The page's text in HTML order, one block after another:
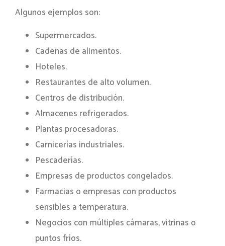
Algunos ejemplos son:
Supermercados.
Cadenas de alimentos.
Hoteles.
Restaurantes de alto volumen.
Centros de distribución.
Almacenes refrigerados.
Plantas procesadoras.
Carnicerías industriales.
Pescaderías.
Empresas de productos congelados.
Farmacias o empresas con productos
sensibles a temperatura.
Negocios con múltiples cámaras, vitrinas o
puntos fríos.